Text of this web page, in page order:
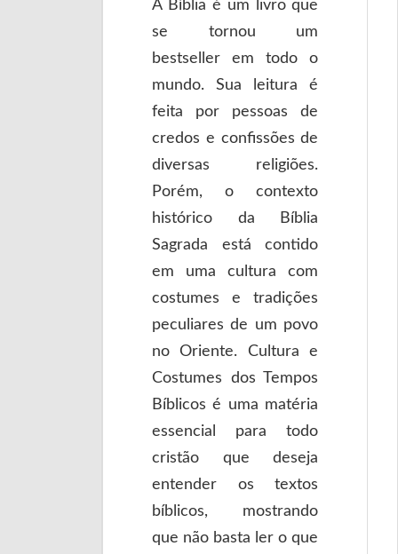
A Bíblia é um livro que
se tornou um
bestseller em todo o
mundo. Sua leitura é
feita por pessoas de
credos e confissões de
diversas religiões.
Porém, o contexto
histórico da Bíblia
Sagrada está contido
em uma cultura com
costumes e tradições
peculiares de um povo
no Oriente. Cultura e
Costumes dos Tempos
Bíblicos é uma matéria
essencial para todo
cristão que deseja
entender os textos
bíblicos, mostrando
que não basta ler o que